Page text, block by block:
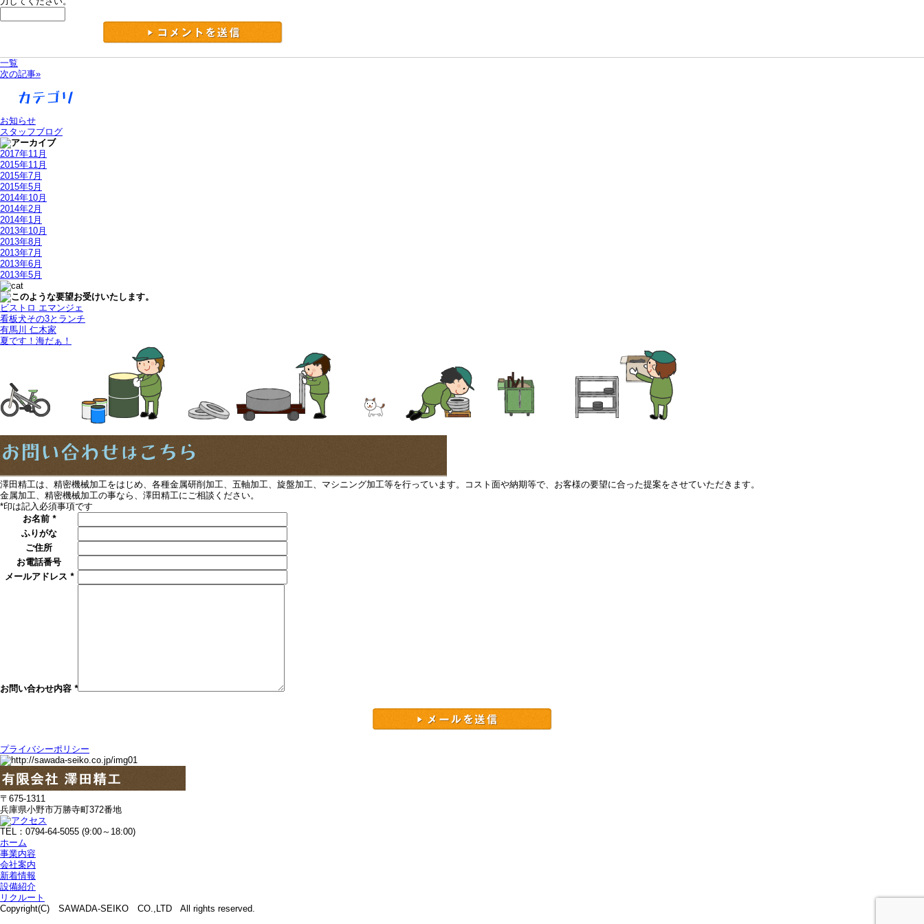
一覧
次の記事»
お知らせ
スタッフブログ
2017年11月
2015年11月
2015年7月
2015年5月
2014年10月
2014年2月
2014年1月
2013年10月
2013年8月
2013年7月
2013年6月
2013年5月
ビストロ エマンジェ
看板犬その3とランチ
有馬川 仁木家
夏です！海だぁ！
澤田精工は、精密機械加工をはじめ、各種金属研削加工、五軸加工、旋盤加工、マシニング加工等を行っています。コスト面や納期等で、お客様の要望に合った提案をさせていただきます。
金属加工、精密機械加工の事なら、澤田精工にご相談ください。
*印は記入必須事項です
お名前 *
ふりがな
ご住所
お電話番号
メールアドレス *
お問い合わせ内容 *
プライバシーポリシー
〒675-1311
兵庫県小野市万勝寺町372番地
TEL：0794-64-5055 (9:00～18:00)
ホーム
事業内容
会社案内
新着情報
設備紹介
リクルート
Copyright(C) SAWADA-SEIKO CO.,LTD All rights reserved.